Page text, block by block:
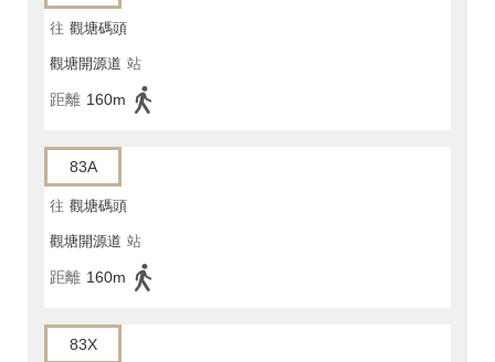
往 觀塘碼頭
觀塘開源道 站
距離 160m
83A
往 觀塘碼頭
觀塘開源道 站
距離 160m
83X